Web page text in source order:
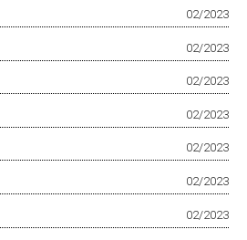
02/2023
02/2023
02/2023
02/2023
02/2023
02/2023
02/2023